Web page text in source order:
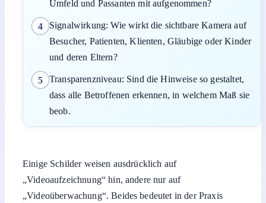
4
Besucher, Patienten, Klienten, Gläubige oder Kinder
und deren Eltern?
5
dass alle Betroffenen erkennen, in welchem Maß sie
beob.
„Videoaufzeichnung“ hin, andere nur auf
„Videoüberwachung“. Beides bedeutet in der Praxis